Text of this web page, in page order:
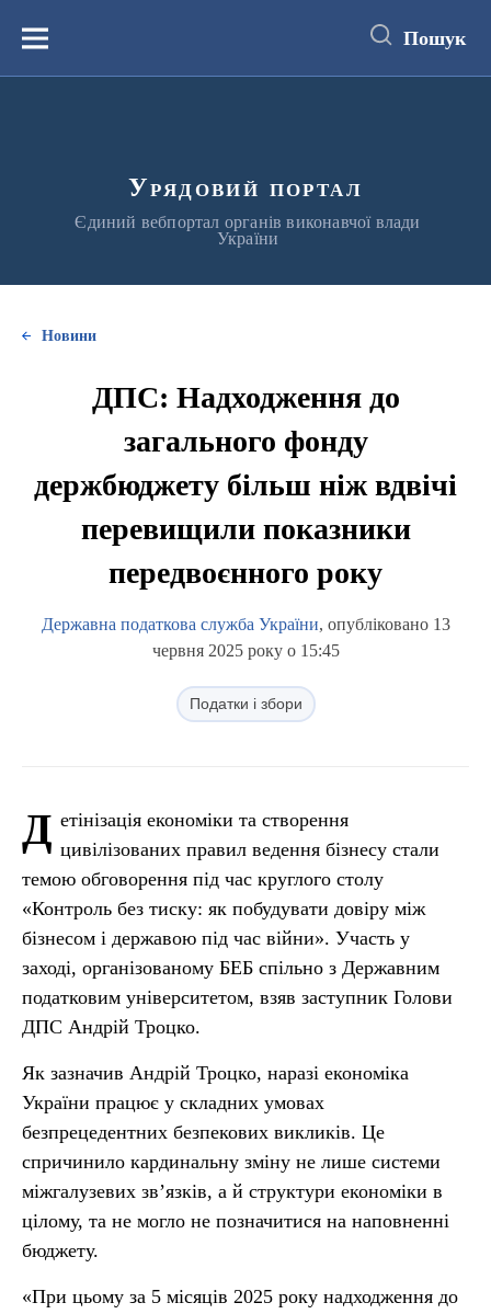
вмістуМеню Пошук
Урядовий портал
Єдиний вебпортал органів виконавчої влади
України
Новини
ДПС: Надходження до
загального фонду
держбюджету більш ніж вдвічі
перевищили показники
передвоєнного року
Державна податкова служба України, опубліковано 13
червня 2025 року о 15:45
Податки і збори
Д етінізація економіки та створення
цивілізованих правил ведення бізнесу стали
темою обговорення під час круглого столу
«Контроль без тиску: як побудувати довіру між
бізнесом і державою під час війни». Участь у
заході, організованому БЕБ спільно з Державним
податковим університетом, взяв заступник Голови
ДПС Андрій Троцко.
Як зазначив Андрій Троцко, наразі економіка
України працює у складних умовах
безпрецедентних безпекових викликів. Це
спричинило кардинальну зміну не лише системи
міжгалузевих зв’язків, а й структури економіки в
цілому, та не могло не позначитися на наповненні
бюджету.
«При цьому за 5 місяців 2025 року надходження до